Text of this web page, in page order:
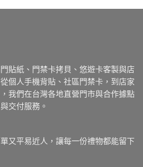
貼紙、門禁卡拷貝、悠遊卡客製與店
個人手機背貼、社區門禁卡，到店家
我們在台灣各地直營門市與合作據點
交付服務。
又平易近人，讓每一份禮物都能留下